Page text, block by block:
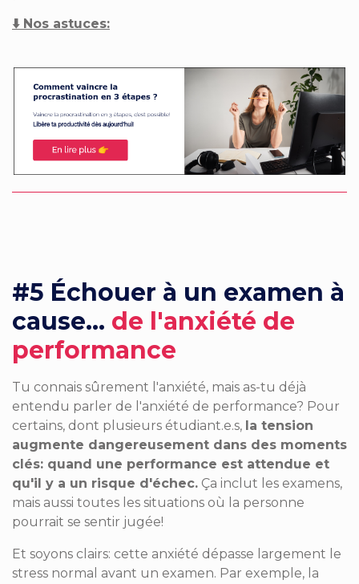
⬇️Nos astuces­­:
#5 Échouer à un examen à
cause... de l'anxiété de
performance
Tu connais sûrement l'anxiété, mais as-tu déjà
entendu parler de l'anxiété de performance? Pour
certains, dont plusieurs étudiant.e.s, la tension
augmente dangereusement dans des moments
clés­­: quand une performance est attendue et
qu'il y a un risque d'échec. Ça inclut les examens,
mais aussi toutes les situations où la personne
pourrait se sentir jugée!
Et soyons clairs­­: cette anxiété dépasse largement le
stress normal avant un examen. Par exemple, la